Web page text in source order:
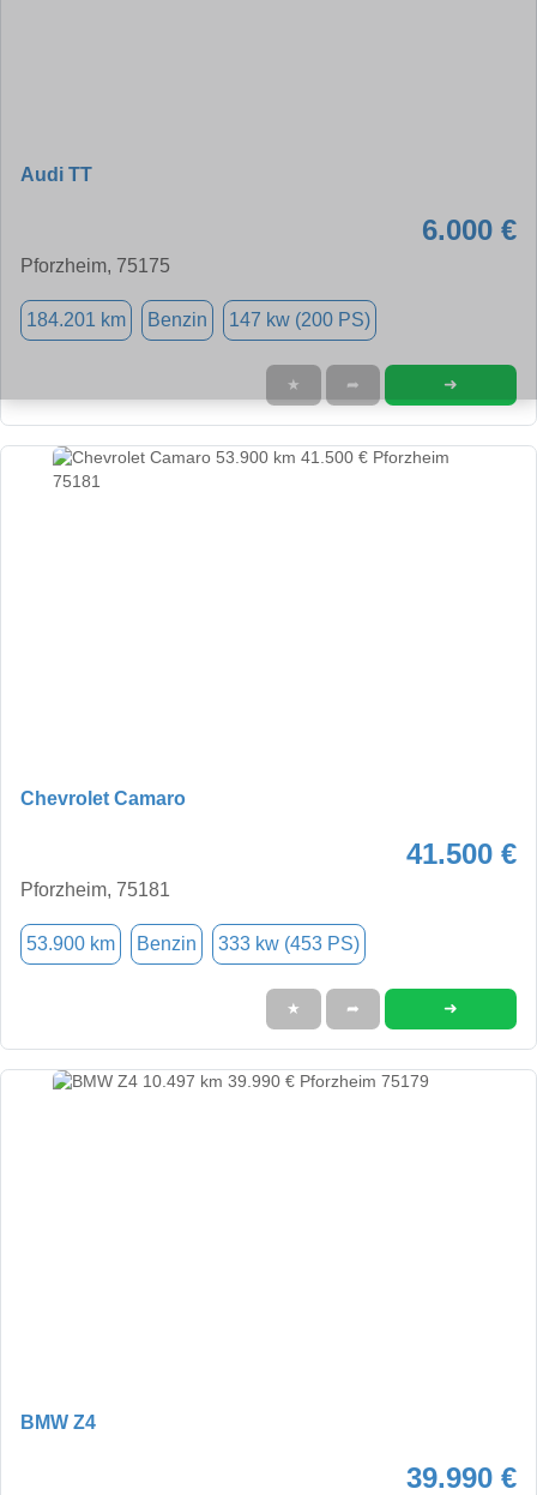
Audi TT
6.000 €
Pforzheim, 75175
184.201 km Benzin 147 kw (200 PS)
★ ➦ ➜
Chevrolet Camaro
41.500 €
Pforzheim, 75181
53.900 km Benzin 333 kw (453 PS)
★ ➦ ➜
BMW Z4
39.990 €